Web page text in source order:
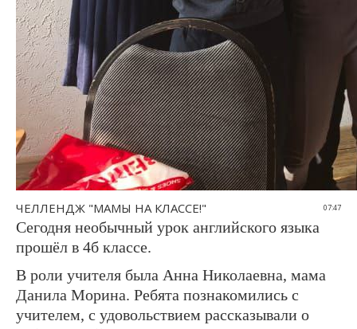
07:47
ЧЕЛЛЕНДЖ "МАМЫ НА КЛАССЕ!"
Сегодня необычный урок английского языка
прошёл в 4б классе.
В роли учителя была Анна Николаевна, мама
Данила Морина. Ребята познакомились с
учителем, с удовольствием рассказывали о